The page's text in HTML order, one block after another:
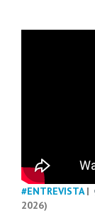
#ENTREVISTA|
2026)